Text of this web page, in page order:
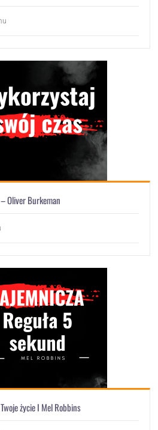
Oliver Burkeman
życie I Mel Robbins